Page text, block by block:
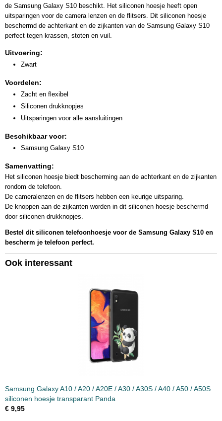
de Samsung Galaxy S10 beschikt. Het siliconen hoesje heeft open
uitsparingen voor de camera lenzen en de flitsers. Dit siliconen hoesje
beschermd de achterkant en de zijkanten van de Samsung Galaxy S10
perfect tegen krassen, stoten en vuil.
Uitvoering:
Zwart
Voordelen:
Zacht en flexibel
Siliconen drukknopjes
Uitsparingen voor alle aansluitingen
Beschikbaar voor:
Samsung Galaxy S10
Samenvatting:
Het siliconen hoesje biedt bescherming aan de achterkant en de zijkanten
rondom de telefoon.
De cameralenzen en de flitsers hebben een keurige uitsparing.
De knoppen aan de zijkanten worden in dit siliconen hoesje beschermd
door siliconen drukknopjes.
Bestel dit siliconen telefoonhoesje voor de Samsung Galaxy S10 en
bescherm je telefoon perfect.
Ook interessant
Samsung Galaxy A10 / A20 / A20E / A30 / A30S / A40 / A50 / A50S
siliconen hoesje transparant Panda
€ 9,95